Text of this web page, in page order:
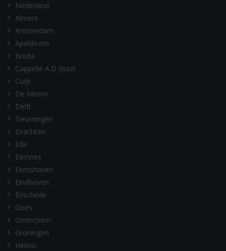
Nederland
Almere
Amsterdam
Apeldoorn
Breda
Cappelle A.D Ijssel
Cuijk
De Meern
Delft
Deurningen
Drachten
Ede
Eemnes
Eemshaven
Eindhoven
Enschede
Goes
Gorinchem
Groningen
Heiloo